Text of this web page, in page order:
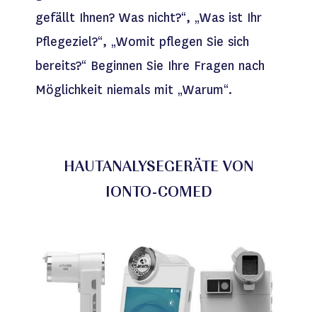
gefällt Ihnen? Was nicht?“, „Was ist Ihr
Pflegeziel?“, „Womit pflegen Sie sich
bereits?“ Beginnen Sie Ihre Fragen nach
Möglichkeit niemals mit „Warum“.
HAUTANALYSEGERÄTE VON
IONTO-COMED